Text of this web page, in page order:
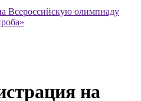
Всероссийскую олимпиаду
на